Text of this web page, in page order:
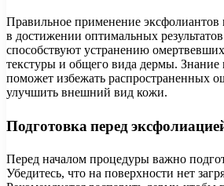
Правильное применение эксфолиантов
в достижении оптимальных
способствуют устранению
текстуры и общего вида дермы.
поможет избежать распространенных
улучшить внешний вид кожи.
Подготовка перед
Перед началом процедуры важно
Убедитесь, что на поверхности нет